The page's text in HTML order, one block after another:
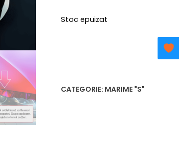
Stoc epuizat
CATEGORIE: MARIME "S"